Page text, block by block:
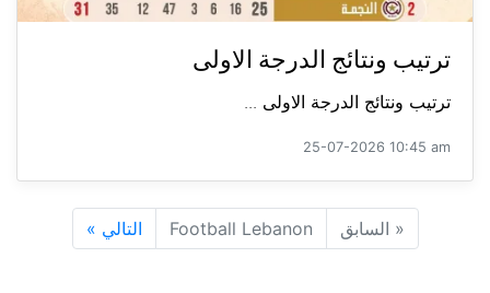
ترتيب ونتائج الدرجة الاولى
ترتيب ونتائج الدرجة الاولى ...
25-07-2026 10:45 am
« السابق Football Lebanon التالي »